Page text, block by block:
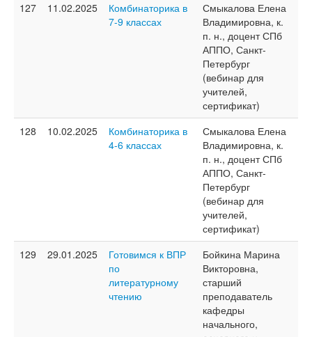
127
11.02.2025
Комбинаторика в
7-9 классах
Смыкалова Елена
Владимировна, к.
п. н., доцент СПб
АППО, Санкт-
Петербург
(вебинар для
учителей,
сертификат)
128
10.02.2025
Комбинаторика в
4-6 классах
Смыкалова Елена
Владимировна, к.
п. н., доцент СПб
АППО, Санкт-
Петербург
(вебинар для
учителей,
сертификат)
129
29.01.2025
Готовимся к ВПР
по
литературному
чтению
Бойкина Марина
Викторовна,
старший
преподаватель
кафедры
начального,